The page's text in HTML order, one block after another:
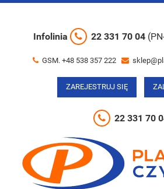
Infolinia 22 331 70 04
GSM. +48 538 357 222
ZAREJESTRUJ SIĘ
22 331 70